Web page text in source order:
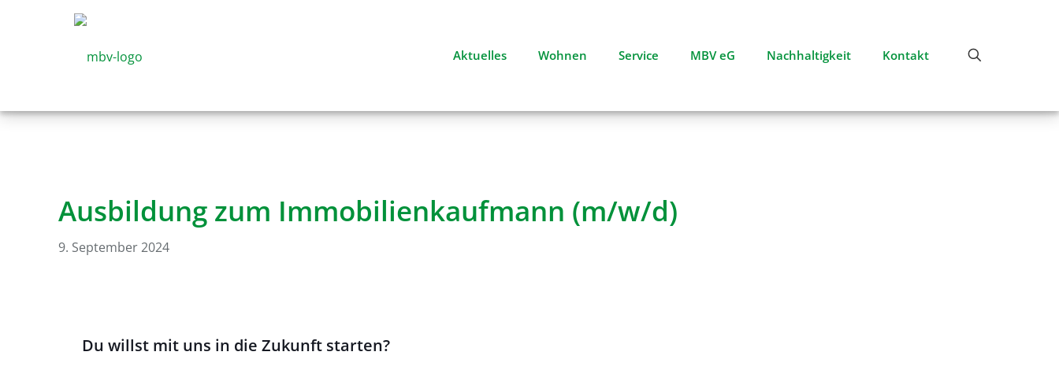
Aktuelles Wohnen Service MBV eG Nachhaltigkeit Kontakt
Ausbildung zum Immobilienkaufmann (m/w/d)
9. September 2024
Du willst mit uns in die Zukunft starten?